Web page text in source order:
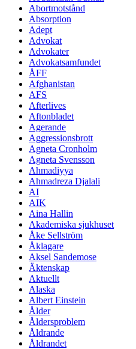
Abortmotstånd
Absorption
Adept
Advokat
Advokater
Advokatsamfundet
ÅFF
Afghanistan
AFS
Afterlives
Aftonbladet
Agerande
Aggressionsbrott
Agneta Cronholm
Agneta Svensson
Ahmadiyya
Ahmadreza Djalali
AI
AIK
Aina Hallin
Akademiska sjukhuset
Åke Sellström
Åklagare
Aksel Sandemose
Äktenskap
Aktuellt
Alaska
Albert Einstein
Ålder
Åldersproblem
Åldrande
Åldrandet